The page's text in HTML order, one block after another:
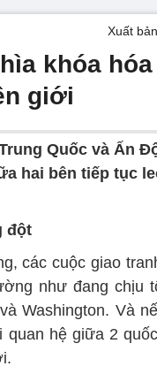
Xuất
khóa
giới
Quốc và Ấn
hai bên tiếp tục
đột
các cuộc giao
như đang chịu
Washington. Và
hệ giữa 2